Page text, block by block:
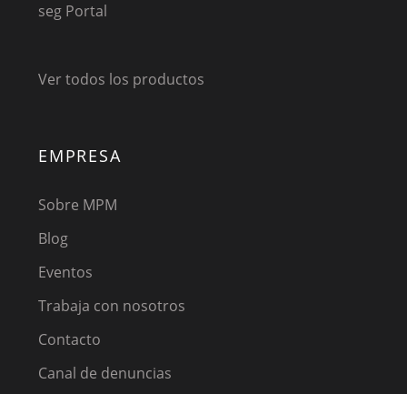
seg Portal
Ver todos los productos
EMPRESA
Sobre MPM
Blog
Eventos
Trabaja con nosotros
Contacto
Canal de denuncias